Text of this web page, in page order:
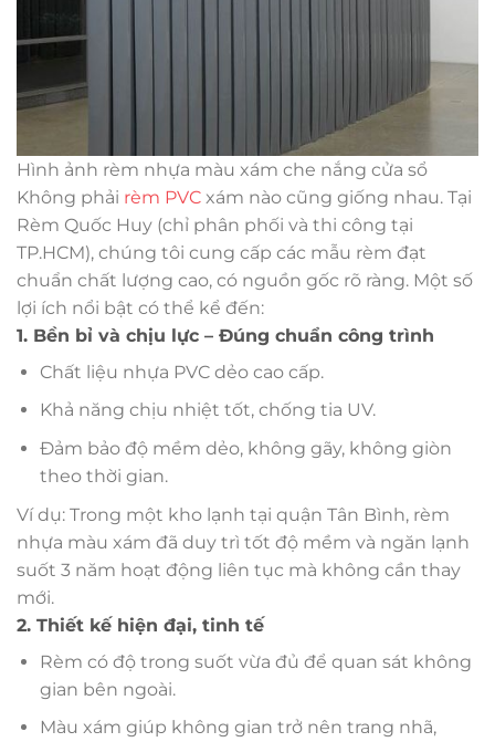
Hình ảnh rèm nhựa màu xám che nắng cửa sổ
Không phải rèm PVC xám nào cũng giống nhau. Tại
Rèm Quốc Huy (chỉ phân phối và thi công tại
TP.HCM), chúng tôi cung cấp các mẫu rèm đạt
chuẩn chất lượng cao, có nguồn gốc rõ ràng. Một số
lợi ích nổi bật có thể kể đến:
1. Bền bỉ và chịu lực – Đúng chuẩn công trình
Chất liệu nhựa PVC dẻo cao cấp.
Khả năng chịu nhiệt tốt, chống tia UV.
Đảm bảo độ mềm dẻo, không gãy, không giòn
theo thời gian.
Ví dụ: Trong một kho lạnh tại quận Tân Bình, rèm
nhựa màu xám đã duy trì tốt độ mềm và ngăn lạnh
suốt 3 năm hoạt động liên tục mà không cần thay
mới.
2. Thiết kế hiện đại, tinh tế
Rèm có độ trong suốt vừa đủ để quan sát không
gian bên ngoài.
Màu xám giúp không gian trở nên trang nhã,